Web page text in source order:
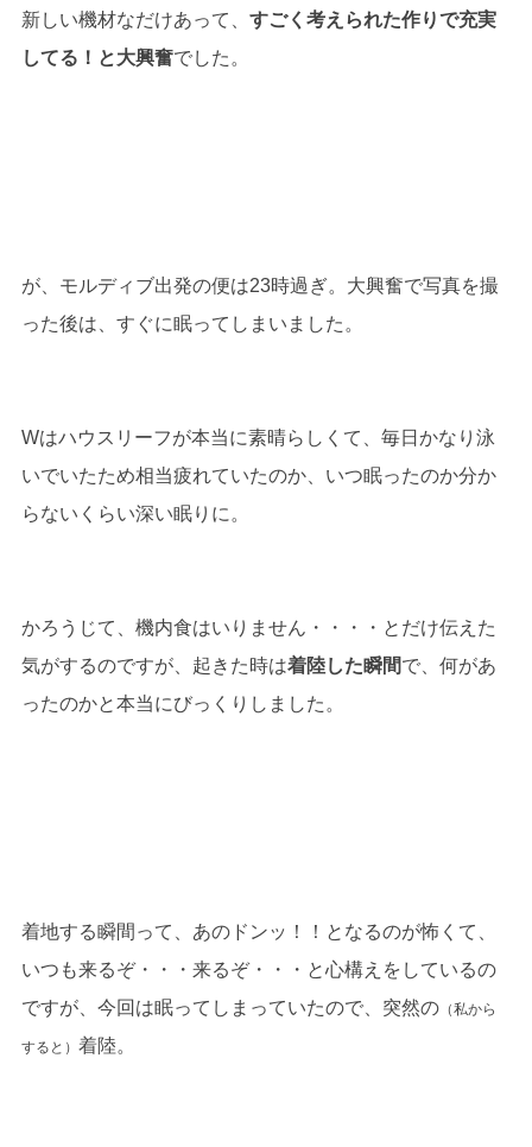
新しい機材なだけあって、すごく考えられた作りで充実
してる！と大興奮でした。
が、モルディブ出発の便は23時過ぎ。大興奮で写真を撮
った後は、すぐに眠ってしまいました。
Wはハウスリーフが本当に素晴らしくて、毎日かなり泳
いでいたため相当疲れていたのか、いつ眠ったのか分か
らないくらい深い眠りに。
かろうじて、機内食はいりません・・・・とだけ伝えた
気がするのですが、起きた時は着陸した瞬間で、何があ
ったのかと本当にびっくりしました。
着地する瞬間って、あのドンッ！！となるのが怖くて、
いつも来るぞ・・・来るぞ・・・と心構えをしているの
ですが、今回は眠ってしまっていたので、突然の （私から
すると）着陸。